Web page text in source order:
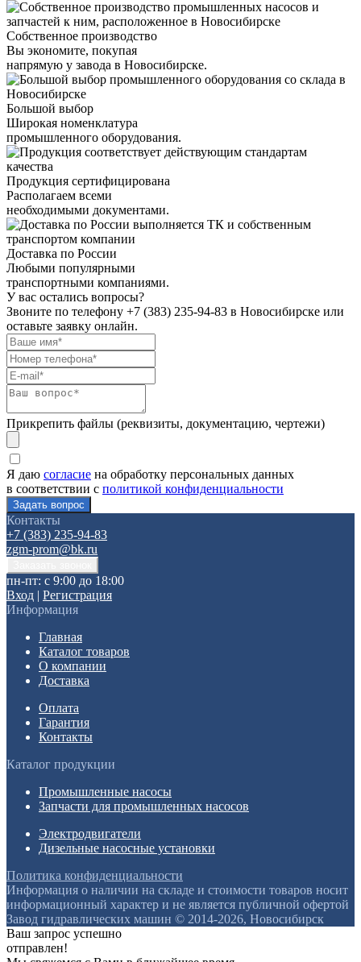
Собственное производство
Вы экономите, покупая
напрямую у завода в Новосибирске.
Большой выбор
Широкая номенклатура
промышленного оборудования.
Продукция сертифицирована
Располагаем всеми
необходимыми документами.
Доставка по России
Любыми популярными
транспортными компаниями.
У вас остались вопросы?
Звоните по телефону +7 (383) 235-94-83 в Новосибирске или
оставьте заявку онлайн.
Прикрепить файлы (реквизиты, документацию, чертежи)
Я даю согласие на обработку персональных данных
в соответствии с политикой конфиденциальности
Контакты
+7 (383) 235-94-83
zgm-prom@bk.ru
пн-пт: с 9:00 до 18:00
Вход | Регистрация
Информация
Главная
Каталог товаров
О компании
Доставка
Оплата
Гарантия
Контакты
Каталог продукции
Промышленные насосы
Запчасти для промышленных насосов
Электродвигатели
Дизельные насосные установки
Политика конфиденциальности
Информация о наличии на складе и стоимости товаров носит
информационный характер и не является публичной офертой
Завод гидравлических машин © 2014-2026, Новосибирск
Ваш запрос успешно
отправлен!